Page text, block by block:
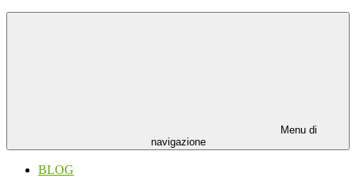
Menu di
navigazione
BLOG